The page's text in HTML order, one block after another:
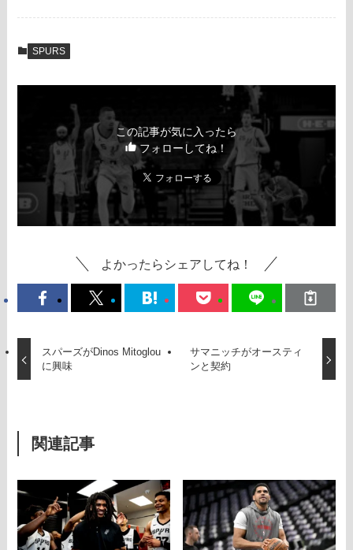
SPURS
この記事が気に入ったら
フォローしてね！
よかったらシェアしてね！
スパーズがDinos Mitoglou
に興味
サマニッチがオースティ
ンと契約
関連記事